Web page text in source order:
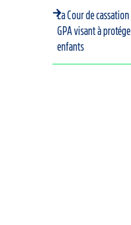
La Cour de
GPA visant à
enfants